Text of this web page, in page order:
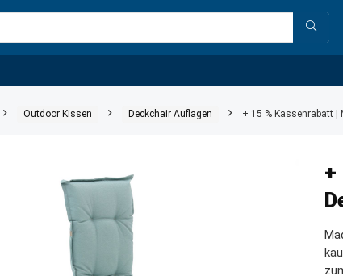
Outdoor Kissen Deckchair Auflagen + 15 % Kassenrabatt |
+